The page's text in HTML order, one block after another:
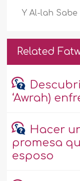
Y Al-lah Sabe
Related
‘Awrah)
Hacer
promesa
esposo